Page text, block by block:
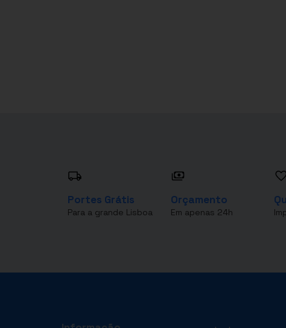
Portes Grátis
Para a grande Lisboa
Orçamento
Em apenas 24h